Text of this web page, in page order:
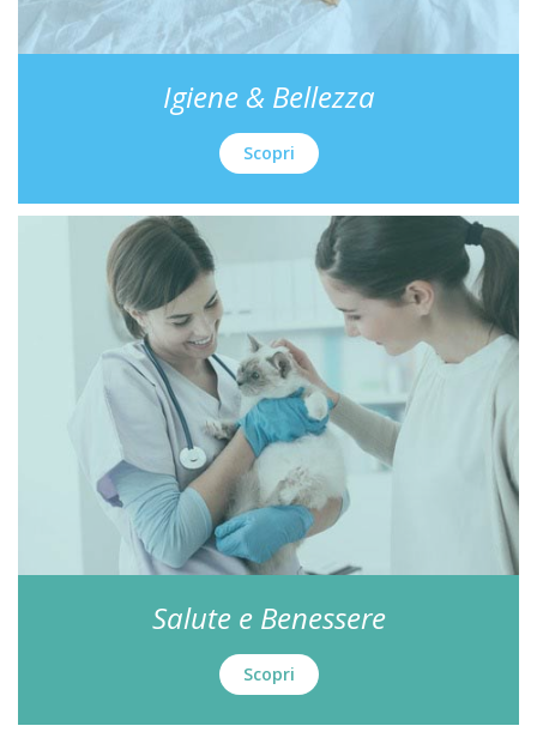
Igiene & Bellezza
Scopri
Salute e Benessere
Scopri